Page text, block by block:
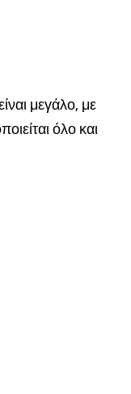
μεγάλο, με
όλο και